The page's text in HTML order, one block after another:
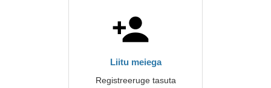
Liitu meiega
Registreeruge tasuta